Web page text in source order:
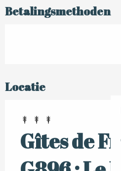
Betalingsmethoden
Locatie
Gîtes de